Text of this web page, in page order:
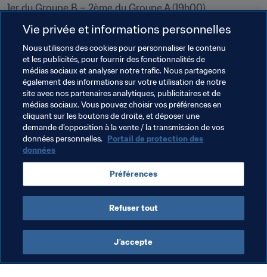
1er du Groupe B – 2ème du Groupe A (19h00)
1er du Groupe A – 2ème du Groupe B (20h30
Thèmes en lien
Coupe du Monde de Beach Soccer de la FIFA, Russie
2021
El Salvador Concacaf Switzerland
Brazil CONMEBOL Belarus Oman AFC
Senegal CAF Uruguay Portugal
Vie privée et informations personnelles
Nous utilisons des cookies pour personnaliser le contenu
et les publicités, pour fournir des fonctionnalités de
médias sociaux et analyser notre trafic. Nous partageons
également des informations sur votre utilisation de notre
site avec nos partenaires analytiques, publicitaires et de
médias sociaux. Vous pouvez choisir vos préférences en
cliquant sur les boutons de droite, et déposer une
demande d’opposition à la vente / la transmission de vos
données personnelles. Portail de protection des
données
Préférences
Refuser tout
J’accepte